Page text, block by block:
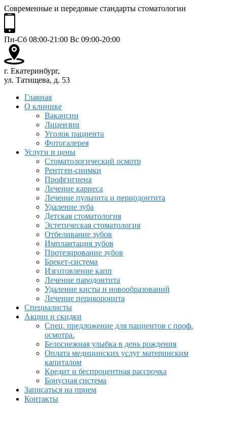
Современные и передовые стандарты стоматологии
Пн-Сб 08:00-21:00 Вс 09:00-20:00
г. Екатеринбург,
ул. Татищева, д. 53
Главная
О клинике
Вакансии
Лицензии
Уголок пациента
Фотогалерея
Услуги и цены
Стоматологический осмотр
Рентген-снимки
Профгигиена
Лечение кариеса
Лечение пульпита и периодонтита
Удаление зуба
Детская стоматология
Эстетическая стоматология
Отбеливание зубов
Имплантация зубов
Протезирование зубов
Брекет-система
Изготовление капп
Лечение пародонтита
Удаление кисты и новообразований
Лечение перикоронита
Специалисты
Акции и скидки
Спец. предложение для пациентов с проф.
осмотра.
Белоснежная улыбка в день рождения
Оплата медицинских услуг материнским
капиталом
Кредит и беспроцентная рассрочка
Бонусная система
Записаться на прием
Контакты